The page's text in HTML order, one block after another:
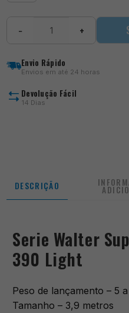
390
Light
− +
Envio Rápido
Envios em até 24 horas
Devolução Fácil
14 Dias
DESCRIÇÃO
Serie Walter
390 Light
Peso de lançamento – 5 a
Tamanho – 3,9 metros